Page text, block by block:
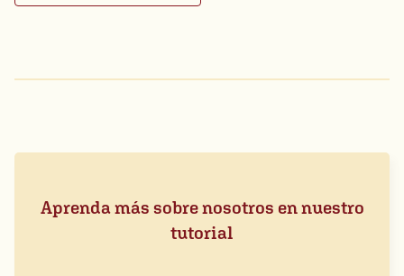
Aprenda más sobre nosotros en nuestro
tutorial